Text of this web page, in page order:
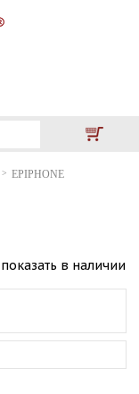
EPIPHONE
показать в наличии